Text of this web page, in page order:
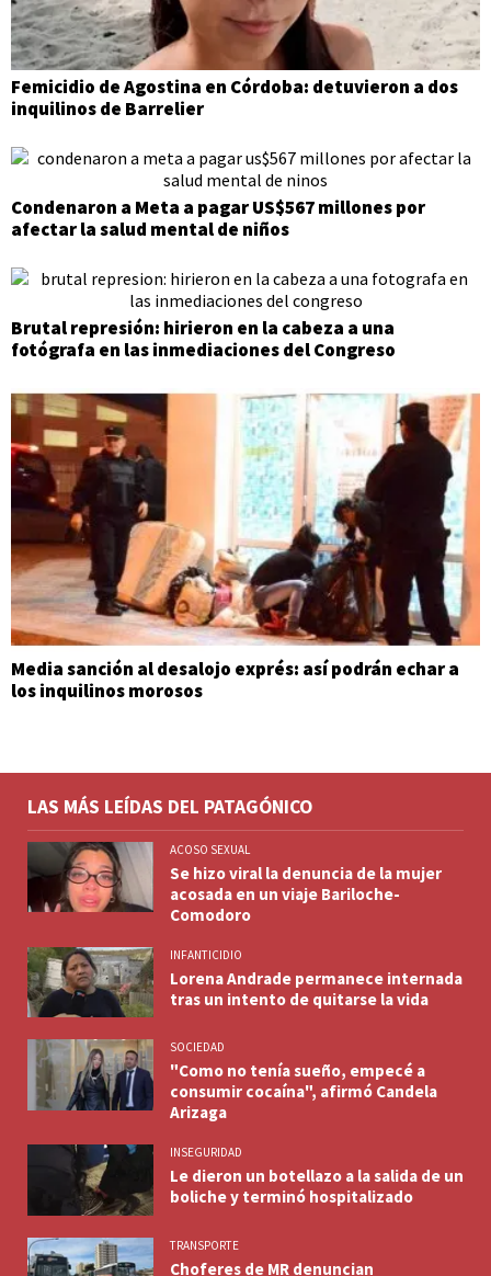
Femicidio de Agostina en Córdoba: detuvieron a dos
inquilinos de Barrelier
Condenaron a Meta a pagar US$567 millones por
afectar la salud mental de niños
Brutal represión: hirieron en la cabeza a una
fotógrafa en las inmediaciones del Congreso
Media sanción al desalojo exprés: así podrán echar a
los inquilinos morosos
LAS MÁS LEÍDAS DEL PATAGÓNICO
ACOSO SEXUAL
Se hizo viral la denuncia de la mujer
acosada en un viaje Bariloche-
Comodoro
INFANTICIDIO
Lorena Andrade permanece internada
tras un intento de quitarse la vida
SOCIEDAD
"Como no tenía sueño, empecé a
consumir cocaína", afirmó Candela
Arizaga
INSEGURIDAD
Le dieron un botellazo a la salida de un
boliche y terminó hospitalizado
TRANSPORTE
Choferes de MR denuncian